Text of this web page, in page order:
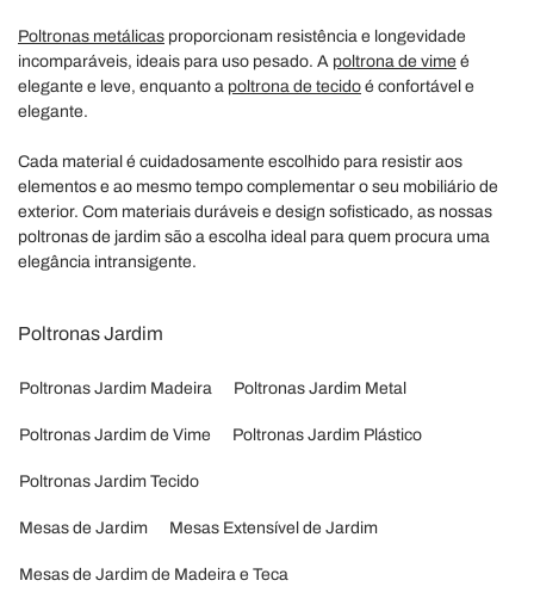
Poltronas metálicas proporcionam resistência e longevidade
incomparáveis, ideais para uso pesado. A poltrona de vime é
elegante e leve, enquanto a poltrona de tecido é confortável e
elegante.
Cada material é cuidadosamente escolhido para resistir aos
elementos e ao mesmo tempo complementar o seu mobiliário de
exterior. Com materiais duráveis e design sofisticado, as nossas
poltronas de jardim são a escolha ideal para quem procura uma
elegância intransigente.
Poltronas Jardim
Poltronas Jardim Madeira Poltronas Jardim Metal
Poltronas Jardim de Vime Poltronas Jardim Plástico
Poltronas Jardim Tecido
Mesas de Jardim Mesas Extensível de Jardim
Mesas de Jardim de Madeira e Teca